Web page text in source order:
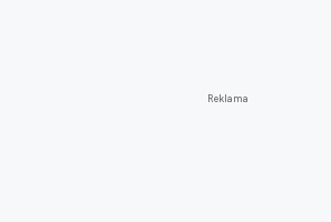
Reklama